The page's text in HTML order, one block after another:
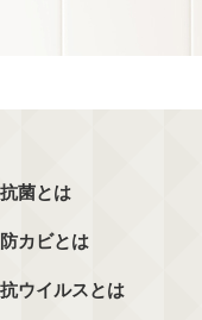
抗菌とは
防カビとは
抗ウイルスとは